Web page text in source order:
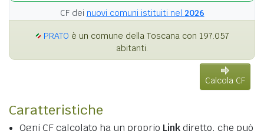
CF dei nuovi comuni istituiti nel 2026
PRATO è un comune della Toscana con 197.057
abitanti.
Calcola CF
Caratteristiche
Ogni CF calcolato ha un proprio Linkdiretto, che può